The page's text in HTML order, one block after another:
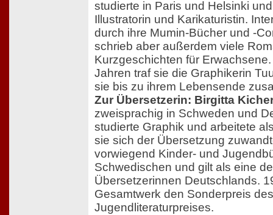
studierte in Paris und Helsinki
Illustratorin und Karikaturistin.
durch ihre Mumin-Bücher und -
schrieb aber außerdem viele
Kurzgeschichten für
Jahren traf sie die Graphikerin
sie bis zu ihrem Lebensende
Zur Übersetzerin: Birgitta
zweisprachig in Schweden und
studierte Graphik und arbeitete
sie sich der Übersetzung
vorwiegend Kinder- und
Schwedischen und gilt als eine
Übersetzerinnen Deutschlands.
Gesamtwerk den Sonderpreis
Jugendliteraturpreises.